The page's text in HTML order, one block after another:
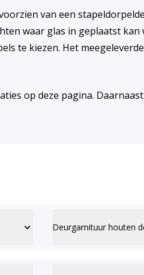
van een
waar glas in geplaatst
te kiezen. Het
op deze pagina.
Deurgarnituur houten